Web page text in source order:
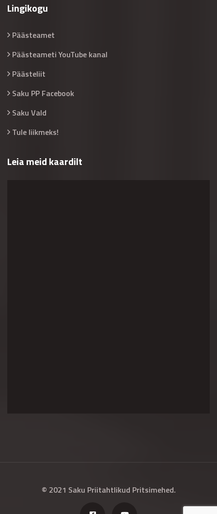
Lingikogu
Päästeamet
Päästeameti YouTube kanal
Päästeliit
Saku PP Facebook
Saku Vald
Tule liikmeks!
Leia meid kaardilt
© 2021 Saku Priitahtlikud Pritsimehed.